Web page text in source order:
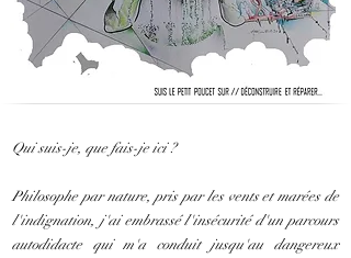
Qui suis-je, que fais-je ici ?
Philosophe par nature, pris par les vents et marées de
l'indignation, j'ai embrassé l'insécurité d'un parcours
autodidacte qui m'a conduit jusqu'au dangereux